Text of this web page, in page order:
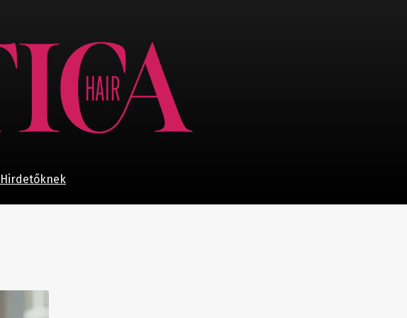
Hirdetőknek